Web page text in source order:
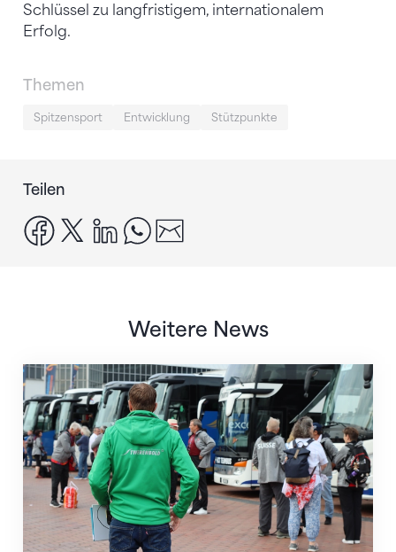
Schlüssel zu langfristigem, internationalem
Erfolg.
Themen
Spitzensport Entwicklung Stützpunkte
Teilen
facebook
x linkedinwhatsapp
Weitere News
Twerenbold wird offizieller Reisepartner des STV